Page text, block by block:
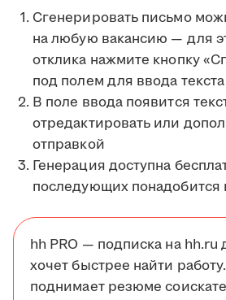
Сгенерировать письмо
на любую вакансию — для
отклика нажмите кнопку
под полем для ввода текста
В поле ввода появится
отредактировать или
отправкой
Генерация доступна
последующих понадобится
hh PRO — подписка на hh.ru
хочет быстрее найти
поднимает резюме